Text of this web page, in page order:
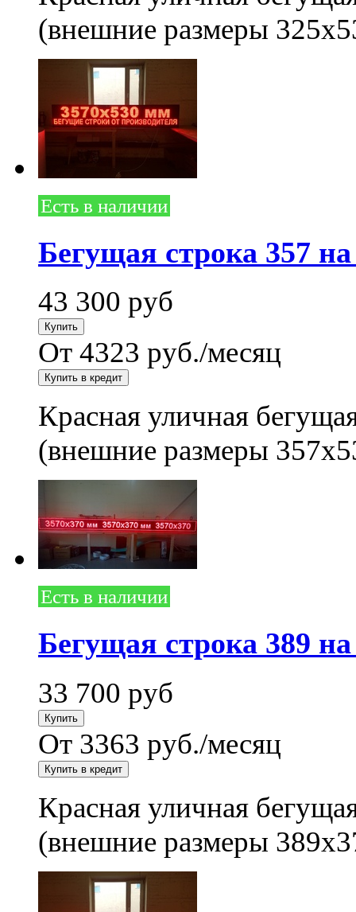
(внешние размеры
Есть в наличии
Бегущая строка 357
43 300 руб
От 4323 руб./месяц
Красная уличная
(внешние размеры
Есть в наличии
Бегущая строка 389
33 700 руб
От 3363 руб./месяц
Красная уличная
(внешние размеры